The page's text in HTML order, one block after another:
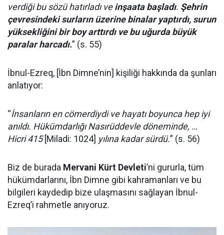
verdiği bu sözü hatırladı veinşaata başladı. Şehrin
çevresindeki surların üzerine binalar yaptırdı, surun
yüksekliğini bir boy arttırdı ve bu uğurda büyük
paralar harcadı.” (s. 55)
İbnul-Ezreq, [İbn Dimne’nin] kişiliği hakkında da şunları
anlatıyor:
“İnsanların en cömerdiydi ve hayatı boyunca hep iyi
anıldı. Hükümdarlığı Nasırüddevle döneminde, …
Hicri 415[Miladi: 1024] yılına kadar sürdü.” (s. 56)
Biz de burada Mervani Kürt Devleti’ni gururla, tüm
hükümdarlarını, İbn Dimne gibi kahramanları ve bu
bilgileri kaydedip bize ulaşmasını sağlayan İbnul-
Ezreq’i rahmetle anıyoruz.